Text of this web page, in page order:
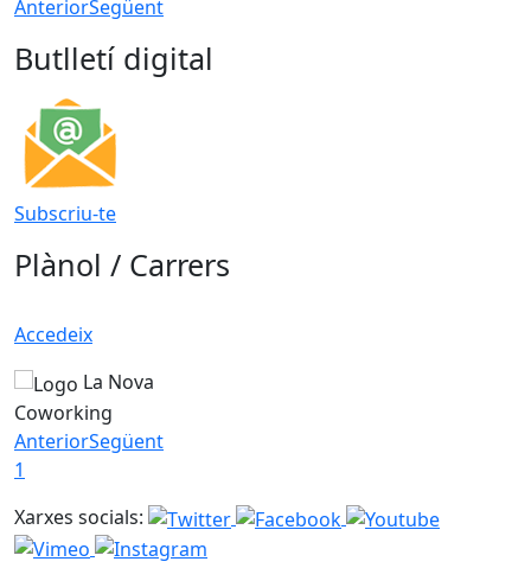
AnteriorSegüent
Butlletí digital
Subscriu-te
Plànol / Carrers
Accedeix
La Nova
Coworking
AnteriorSegüent
1
Xarxes socials: